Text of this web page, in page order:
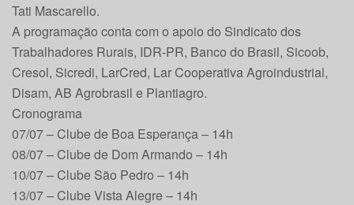
Tati Mascarello.
A programação conta com o apoio do Sindicato dos
Trabalhadores Rurais, IDR-PR, Banco do Brasil, Sicoob,
Cresol, Sicredi, LarCred, Lar Cooperativa Agroindustrial,
Disam, AB Agrobrasil e Plantiagro.
Cronograma
07/07 – Clube de Boa Esperança – 14h
08/07 – Clube de Dom Armando – 14h
10/07 – Clube São Pedro – 14h
13/07 – Clube Vista Alegre – 14h